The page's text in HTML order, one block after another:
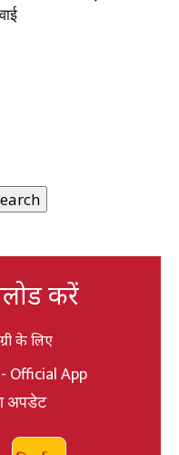
करें
के लिए
Official App
अपडेट